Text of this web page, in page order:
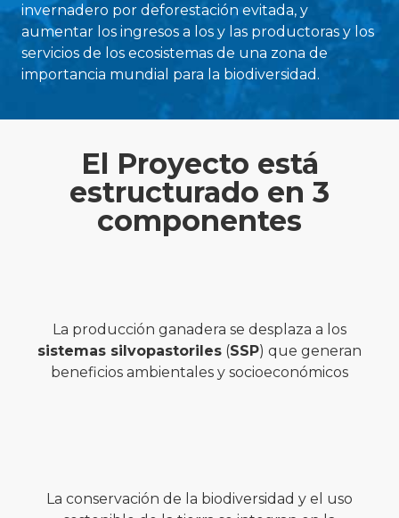
invernadero por deforestación evitada, y
aumentar los ingresos a los y las productoras y los
servicios de los ecosistemas de una zona de
importancia mundial para la biodiversidad.
El Proyecto está
estructurado en 3
componentes
La producción ganadera se desplaza a los
sistemas silvopastoriles (SSP) que generan
beneficios ambientales y socioeconómicos
La conservación de la biodiversidad y el uso